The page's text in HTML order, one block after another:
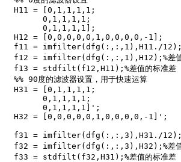
H11 = [0,1,1,1,1;
      0,1,1,1,1;
      0,1,1,1,1];
H12 = [0,0,0,0,0,1,0,0,0,0,-1];
f11 = imfilter(dfg(:,:,1),H11./12);%
f12 = imfilter(dfg(:,:,1),H12);%差值
f13 = stdfilt(f12,H11);%差值的标准差
%% 90度的滤波器设置，用于快速运算
H31 = [0,1,1,1,1;
      0,1,1,1,1;
      0,1,1,1,1]';
H32 = [0,0,0,0,0,1,0,0,0,0,-1]';
f31 = imfilter(dfg(:,:,3),H31./12);%
f32 = imfilter(dfg(:,:,3),H32);%差值
f33 = stdfilt(f32,H31);%差值的标准差